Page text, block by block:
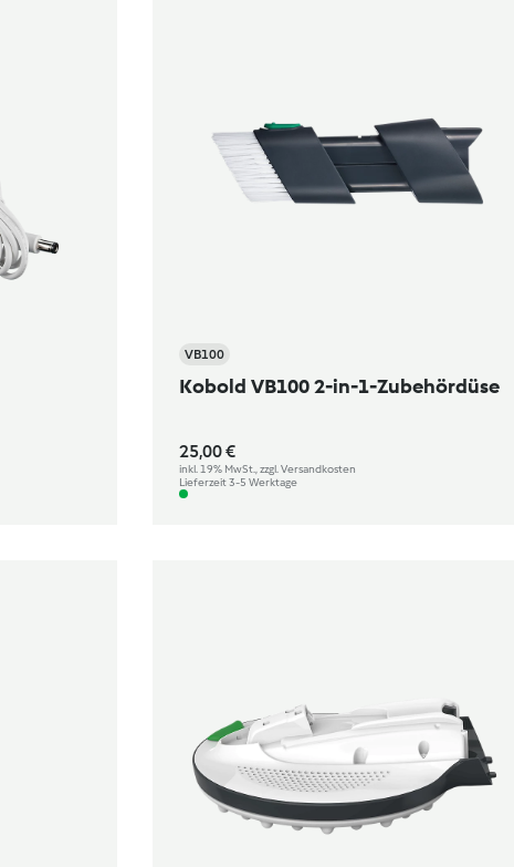
VB100
Kobold VB100 2-in-1-Zubehördüse
25,00 €
inkl. 19% MwSt., zzgl. Versandkosten
Lieferzeit 3-5 Werktage